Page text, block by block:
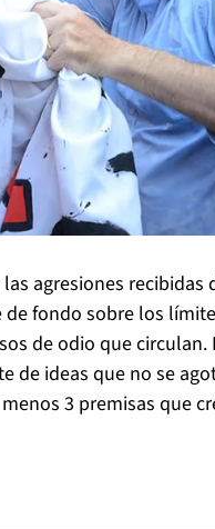
agresiones recibidas
de fondo sobre los
de odio que circulan.
de ideas que no se
3 premisas que